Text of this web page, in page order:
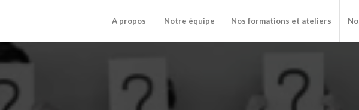
A propos Notre équipe Nos formations et ateliers